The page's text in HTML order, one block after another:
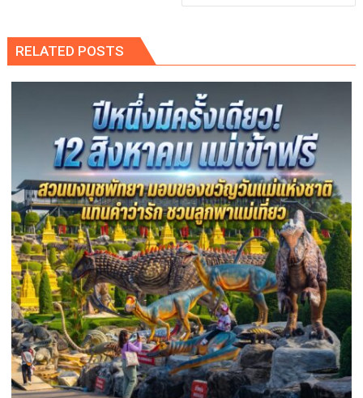
RELATED POSTS